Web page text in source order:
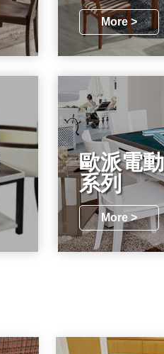
More >
歐派電
系列
More >